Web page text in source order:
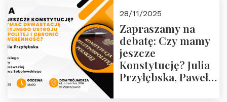
28/11/2025
Zapraszamy na
debatę: Czy mamy
jeszcze
Konstytucję? Julia
Przyłębska, Paweł